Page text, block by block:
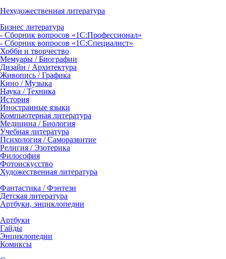
Нехудожественная литература
Бизнес литература
- Сборник вопросов «1С:Профессионал»
- Сборник вопросов «1С:Специалист»
Хобби и творчество
Мемуары / Биографии
Дизайн / Архитектура
Живопись / Графика
Кино / Музыка
Наука / Техника
История
Иностранные языки
Компьютерная литература
Медицина / Биология
Учебная литература
Психология / Саморазвитие
Религия / Эзотерика
Философия
Фотоискусство
Художественная литература
Фантастика / Фэнтези
Детская литература
Артбуки, энциклопедии
Артбуки
Гайды
Энциклопедии
Комиксы